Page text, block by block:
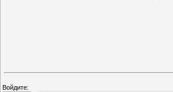
Войдите: